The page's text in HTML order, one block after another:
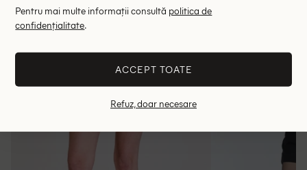
Altii au fost interesati de
Pentru mai multe informații consultă politica de
confidențialitate.
ACCEPT TOATE
Refuz, doar necesare